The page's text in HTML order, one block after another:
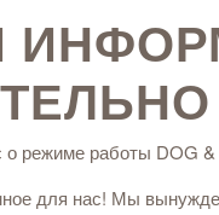
режиме работы DOG
для нас! Мы